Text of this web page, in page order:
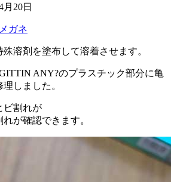
月20日
ガネ
ANY?のプラスチック部分に亀
しました。
が確認できます。